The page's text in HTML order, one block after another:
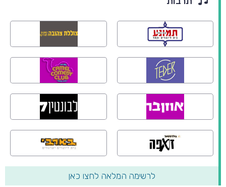
לרשימה המלאה לחצו כאן